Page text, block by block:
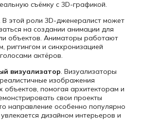
съёмку с 3D-графикой.
. В этой роли 3D-дженералист может
на создании анимации для
объектов. Аниматоры работают
риггингом и синхронизацией
актёров.
визуализатор . Визуализаторы
изображения
объектов, помогая архитекторам и
свои проекты
направление особенно популярно
дизайном интерьеров и